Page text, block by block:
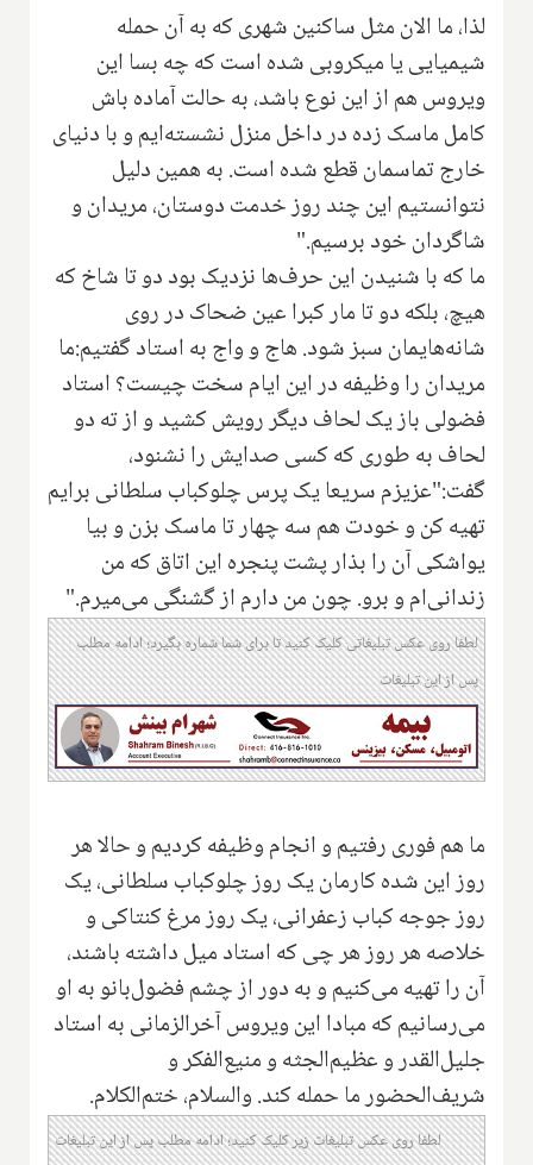
لذا، ما الان مثل ساکنین شهری که به آن حمله
شیمیایی یا میکروبی شده است که چه بسا این
ویروس هم از این نوع باشد، به حالت آماده باش
کامل ماسک زده در داخل منزل نشسته‌ایم و با دنیای
خارج تماسمان قطع شده است. به همین دلیل
نتوانستیم این چند روز خدمت دوستان، مریدان و
شاگردان خود برسیم."
ما که با شنیدن این حرف‌ها نزدیک بود دو تا شاخ که
هیچ، بلکه دو تا مار کبرا عین ضحاک در روی
شانه‌هایمان سبز شود. هاج و واج به استاد گفتیم:ما
مریدان را وظیفه در این ایام سخت چیست؟ استاد
فضولی باز یک لحاف دیگر رویش کشید و از ته دو
لحاف به طوری که کسی صدایش را نشنود،
گفت:"عزیزم سریعا یک پرس چلوکباب سلطانی برایم
تهیه کن و خودت هم سه چهار تا ماسک بزن و بیا
یواشکی آن را بذار پشت پنجره این اتاق که من
زندانی‌ام و برو. چون من دارم از گشنگی می‌میرم."
لطفا روی عکس تبلیغاتی کلیک کنید تا برای شما شماره بگیرد؛ ادامه مطلب
پس از این تبلیغات
ما هم فوری رفتیم و انجام وظیفه کردیم و حالا هر
روز‌ این شده کارمان یک روز چلوکباب سلطانی، یک
روز جوجه کباب زعفرانی، یک روز مرغ کنتاکی و
خلاصه هر روز هر چی که استاد میل داشته باشند،
آن را تهیه می‌کنیم و به دور از چشم فضول‌بانو به او
می‌رسانیم که مبادا این ویروس آخرالزمانی به استاد
جلیل‌القدر و عظیم‌الجثه و منیع‌الفکر و
شریف‌الحضور ما حمله کند. والسلام، ختم‌الکلام.
لطفا روی عکس تبلیغات زیر کلیک کنید؛ ادامه مطلب پس از این تبلیغات